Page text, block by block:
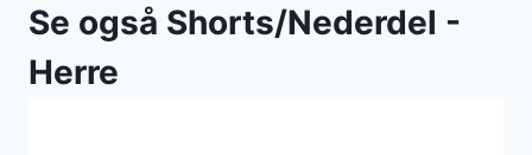
Se også Shorts/Nederdel -
Herre